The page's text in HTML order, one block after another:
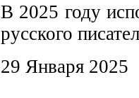
В 2025 году
русского
29 Января 2025